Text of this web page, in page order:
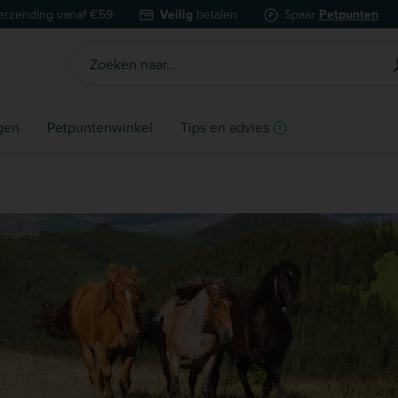
vanaf €59 Veilig betalen Spaar Petpunten
Petpuntenwinkel Tips en advies